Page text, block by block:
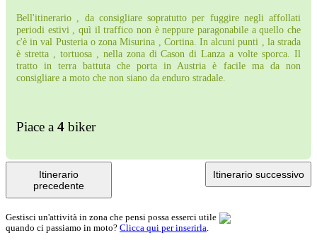
Bell'itinerario , da consigliare sopratutto per fuggire negli affollati
periodi estivi , quì il traffico non è neppure paragonabile a quello che
c'è in val Pusteria o zona Misurina , Cortina. In alcuni punti , la strada
è stretta , tortuosa , nella zona di Cason di Lanza a volte sporca. Il
tratto in terra battuta che porta in Austria è facile ma da non
consigliare a moto che non siano da enduro stradale.
Piace a 4 biker
Itinerario
precedente
Itinerario successivo
Gestisci un'attività in zona che pensi possa esserci utile
quando ci passiamo in moto? Clicca qui per inserirla.